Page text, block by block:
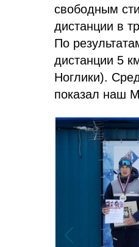
свободным
дистанции в
По
дистанции 5
Ноглики).
показал наш